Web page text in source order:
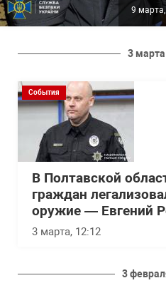
9
3
События
В Полтавской
граждан
оружие — Евгений
3 марта, 12:12
3